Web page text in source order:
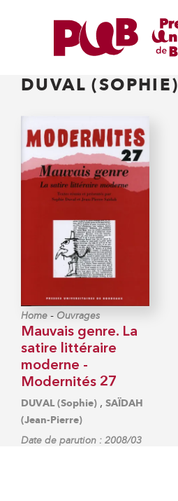
DUVAL (SOPHIE)
Home - Ouvrages
Mauvais genre. La
satire littéraire
moderne -
Modernités 27
DUVAL (Sophie) , SAÏDAH
(Jean-Pierre)
Date de parution : 2008/03